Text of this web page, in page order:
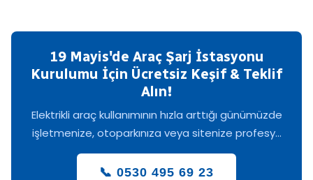
19 Mayis'de Araç Şarj İstasyonu
Kurulumu İçin Ücretsiz Keşif & Teklif
Alın!
Elektrikli araç kullanımının hızla arttığı günümüzde
işletmenize, otoparkınıza veya sitenize profesy...
📞 0530 495 69 23